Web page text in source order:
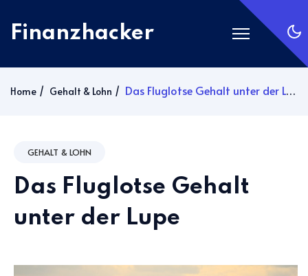
Finanzhacker
Silber
Anmelden
Home Gehalt & Lohn Das Fluglotse Gehalt unter der Lupe
GEHALT & LOHN
Das Fluglotse Gehalt
unter der Lupe